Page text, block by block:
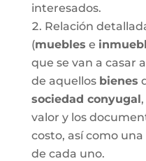
interesados.
Relación
(muebles e
que se van a casar
de aquellos bienes
sociedad conyugal
valor y los
costo, así como
de cada uno.